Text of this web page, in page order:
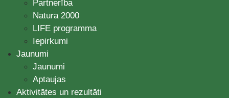
Partnerība
Natura 2000
LIFE programma
Iepirkumi
Jaunumi
Jaunumi
Aptaujas
Aktivitātes un rezultāti